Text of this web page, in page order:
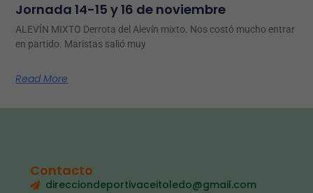
Jornada 14-15 y 16 de noviembre
ALEVÍN MIXTO Derrota del Alevín mixto. Nos costó mucho entrar
en partido. Maristas salió muy
Read More
Contacto
direcciondeportivaceitoledo@gmail.com